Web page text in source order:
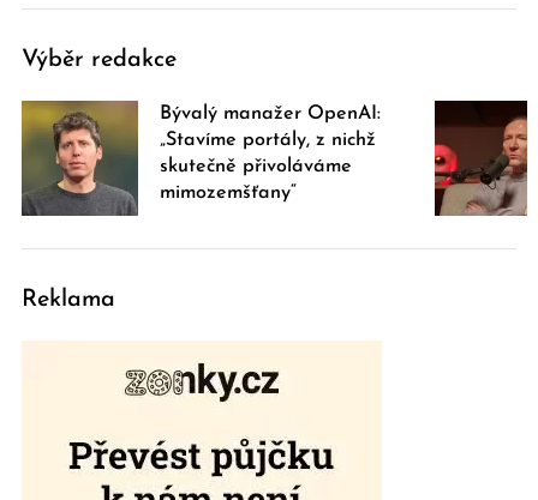
Výběr redakce
Bývalý manažer OpenAI:
„Stavíme portály, z nichž
skutečně přivoláváme
mimozemšťany“
Reklama